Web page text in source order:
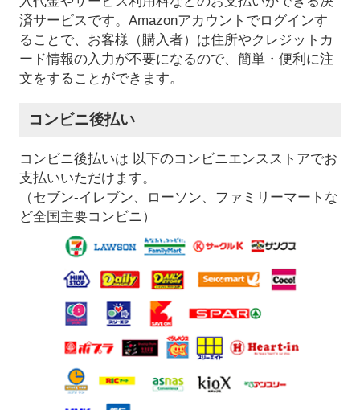
済サービスです。Amazonアカウントでログインす
ることで、お客様（購入者）は住所やクレジットカ
ード情報の入力が不要になるので、簡単・便利に注
文をすることができます。
コンビニ後払い
コンビニ後払いは 以下のコンビニエンスストアでお
支払いいただけます。
（セブン-イレブン、ローソン、ファミリーマートな
ど全国主要コンビニ）